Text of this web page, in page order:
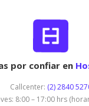
por confiar en
Callcenter: (2) 2840
8:00 – 17:00 hrs